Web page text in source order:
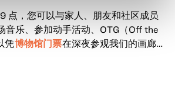
点，您可以与家人、朋友和社区成员
音乐、参加动手活动、OTG（Off the
凭博物馆门票在深夜参观我们的画廊和